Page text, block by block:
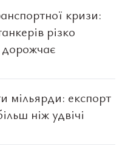
кризи:
різко
дорожчає
мільярди: експорт
ніж удвічі